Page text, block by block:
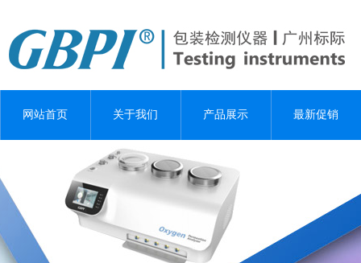
网站首页 关于我们 产品展示 最新促销